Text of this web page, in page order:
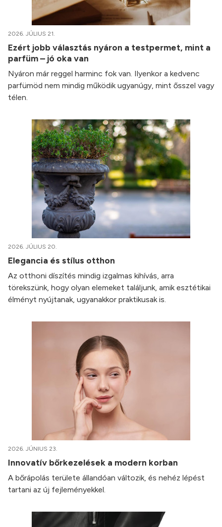
2026. JÚLIUS 21.
Ezért jobb választás nyáron a testpermet, mint a
parfüm – jó oka van
Nyáron már reggel harminc fok van. Ilyenkor a kedvenc
parfümöd nem mindig működik ugyanúgy, mint ősszel vagy
télen.
2026. JÚLIUS 20.
Elegancia és stílus otthon
Az otthoni díszítés mindig izgalmas kihívás, arra
törekszünk, hogy olyan elemeket találjunk, amik esztétikai
élményt nyújtanak, ugyanakkor praktikusak is.
2026. JÚNIUS 23.
Innovatív bőrkezelések a modern korban
A bőrápolás területe állandóan változik, és nehéz lépést
tartani az új fejleményekkel.